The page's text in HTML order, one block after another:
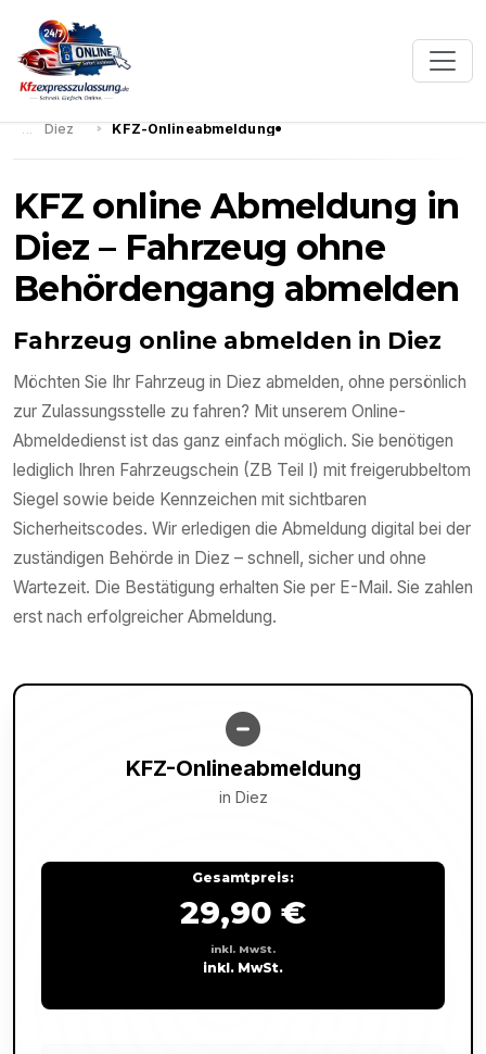
Diez KFZ-Onlineabmeldung
KFZ online Abmeldung in
Diez – Fahrzeug ohne
Behördengang abmelden
Fahrzeug online abmelden in Diez
Möchten Sie Ihr Fahrzeug in Diez abmelden, ohne persönlich
zur Zulassungsstelle zu fahren? Mit unserem Online-
Abmeldedienst ist das ganz einfach möglich. Sie benötigen
lediglich Ihren Fahrzeugschein (ZB Teil I) mit freigerubbeltom
Siegel sowie beide Kennzeichen mit sichtbaren
Sicherheitscodes. Wir erledigen die Abmeldung digital bei der
zuständigen Behörde in Diez – schnell, sicher und ohne
Wartezeit. Die Bestätigung erhalten Sie per E-Mail. Sie zahlen
erst nach erfolgreicher Abmeldung.
KFZ-Onlineabmeldung
in Diez
Gesamtpreis:
29,90 €
inkl. MwSt.
inkl. MwSt.